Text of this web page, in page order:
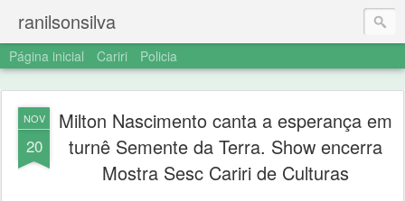
ranilsonsilva
Página inicial Cariri Policia
NOV
20
Milton Nascimento canta a esperança em
turnê Semente da Terra. Show encerra
Mostra Sesc Cariri de Culturas